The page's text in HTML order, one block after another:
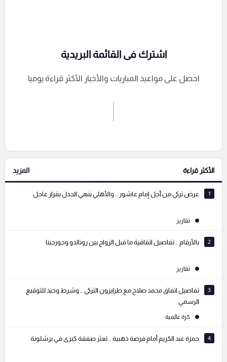
إرسال تعليق
التعليقات السابقة
اشترك فى القائمة البريدية
احصل على مواعيد المباريات والأخبار الأكثر قراءة يوميا
الأكثر قراءة المزيد
1 عرض تركي من أجل إمام عاشور .. والأهلي ينهي الجدل بقرار عاجل
تقارير
2 بالأرقام .. تفاصيل اتفاقية ما قبل الزواج بين رونالدو وجورجينا
تقارير
3
تفاصيل اتفاق محمد صلاح مع طرابزون التركي .. وشرط وحيد للتوقيع
الرسمي
كرة عالمية
4 حمزة عبد الكريم أمام فرصة ذهبية .. تعثر صفقة كبرى في برشلونة